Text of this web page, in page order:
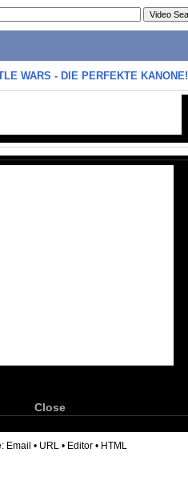
WARS - DIE PERFEKTE KANONE!
Close
Email • URL • Editor • HTML